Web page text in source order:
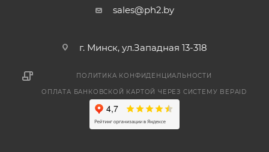
sales@ph2.by
г. Минск, ул.Западная 13-318
ПОЛИТИКА КОНФИДЕНЦИАЛЬНОСТИ
ОПЛАТА БАНКОВСКОЙ КАРТОЙ ЧЕРЕЗ СИСТЕМУ BEPAID